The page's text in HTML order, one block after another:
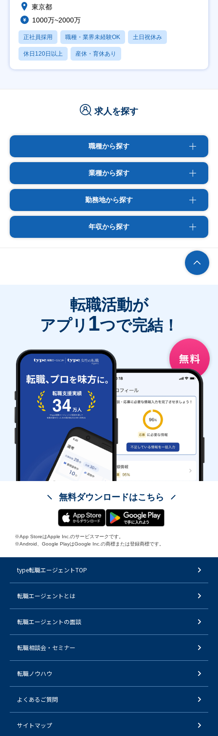
東京都
1000万~2000万
正社員採用 職種・業界未経験OK 土日祝休み
休日120日以上 産休・育休あり
求人を探す
職種から探す
業種から探す
勤務地から探す
年収から探す
転職活動が
アプリ 1つで完結！
無料ダウンロードはこちら
※App StoreはApple Inc.のサービスマークです。
※Android、Google PlayはGoogle Inc.の商標または登録商標です。
type転職エージェントTOP
転職エージェントとは
転職エージェントの面談
転職相談会・セミナー
転職ノウハウ
よくあるご質問
サイトマップ